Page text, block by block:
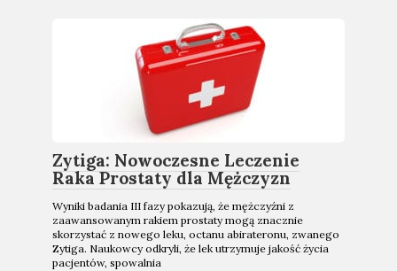
Zytiga: Nowoczesne Leczenie
Raka Prostaty dla Mężczyzn
Wyniki badania III fazy pokazują, że mężczyźni z
zaawansowanym rakiem prostaty mogą znacznie
skorzystać z nowego leku, octanu abirateronu, zwanego
Zytiga. Naukowcy odkryli, że lek utrzymuje jakość życia
pacjentów, spowalnia